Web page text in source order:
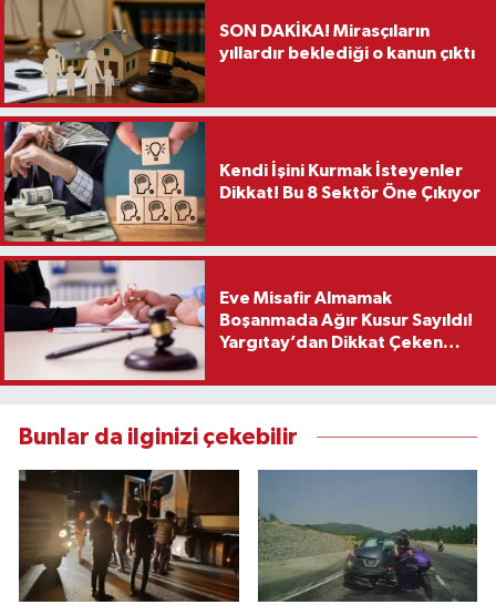
SON DAKİKA! Mirasçıların
yıllardır beklediği o kanun çıktı
Kendi İşini Kurmak İsteyenler
Dikkat! Bu 8 Sektör Öne Çıkıyor
Eve Misafir Almamak
Boşanmada Ağır Kusur Sayıldı!
Yargıtay’dan Dikkat Çeken
Bunlar da ilginizi çekebilir